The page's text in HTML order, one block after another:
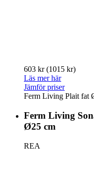
603 kr(1015 kr)
Läs mer här
Jämför priser
Ferm Living Plait fat
Ferm Living
Ø25 cm
REA